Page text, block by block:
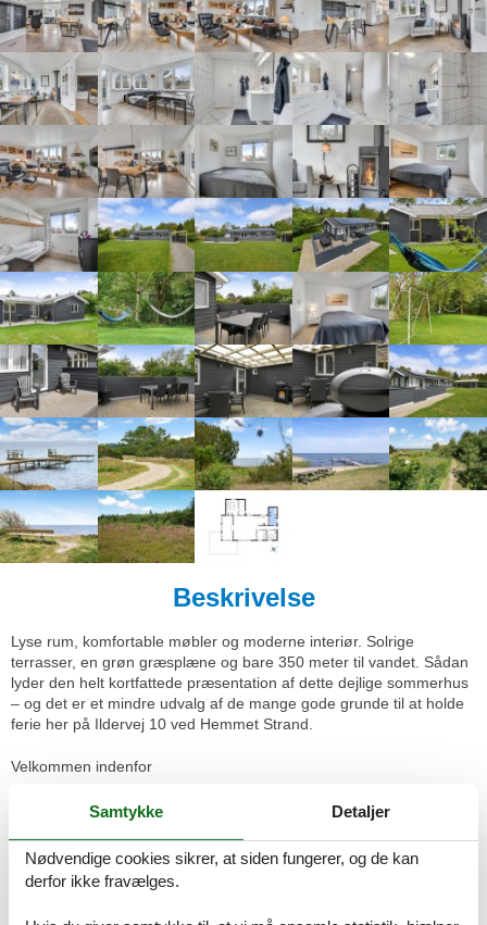
Beskrivelse
Lyse rum, komfortable møbler og moderne interiør. Solrige
terrasser, en grøn græsplæne og bare 350 meter til vandet. Sådan
lyder den helt kortfattede præsentation af dette dejlige sommerhus
– og det er et mindre udvalg af de mange gode grunde til at holde
ferie her på Ildervej 10 ved Hemmet Strand.
Velkommen indenfor
Sommerhuset er med sine 113 m2 dejligt rummeligt, og
personer inden døre. Når du ikke sover længe på et af husets rare
soveværelser, er det skø
nt at holde til i opholdsafdelingen
eksempel kan du sætte dig med en spændende krimi i lænestolen
Samtykke Detaljer
Nødvendige cookies sikrer, at siden fungerer, og de kan
derfor ikke fravælges.